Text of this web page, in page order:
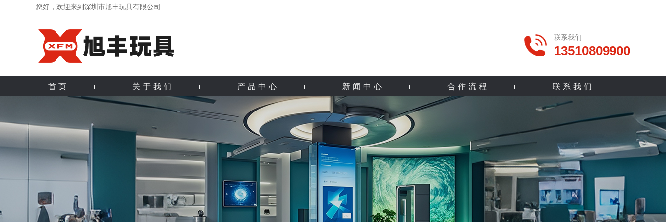
您好，欢迎来到深圳市旭丰玩具有限公司
联系我们
13510809900
首页 关于我们 产品中心 新闻中心 合作流程 联系我们